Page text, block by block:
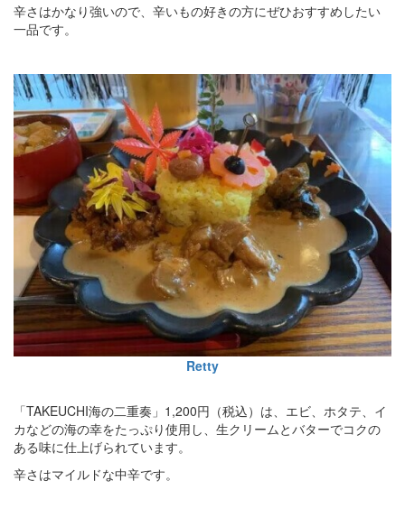
辛さはかなり強いので、辛いもの好きの方にぜひおすすめしたい
一品です。
Retty
「TAKEUCHI海の二重奏」1,200円（税込）は、エビ、ホタテ、イ
カなどの海の幸をたっぷり使用し、生クリームとバターでコクの
ある味に仕上げられています。
辛さはマイルドな中辛です。